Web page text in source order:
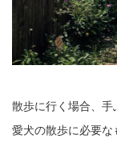
散歩に行く場合、手
愛犬の散歩に必要な